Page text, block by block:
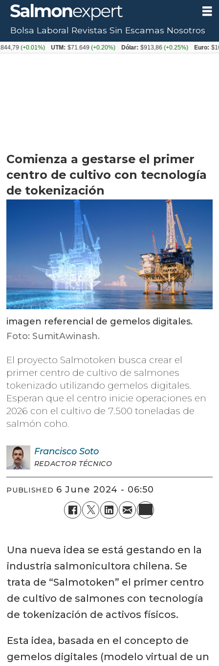
Comienza a gestarse el primer
centro de cultivo con tecnología
de tokenización
imagen referencial de gemelos digitales.
Foto: SumitAwinash.
El proyecto Salmotoken busca crear el
primer centro de cultivo de salmones
tokenizado utilizando gemelos digitales.
Esperan que el centro inicie operaciones en
2026 con el cultivo de 7.500 toneladas de
salmón coho.
Francisco Soto
REDACTOR TÉCNICO
PUBLISHED 6 June 2024 - 06:50
Una nueva idea se está gestando en la
industria salmonicultora chilena. Se
trata de “Salmotoken” el primer centro
de cultivo de salmones con tecnología
de tokenización de activos físicos.
Esta idea, basada en el concepto de
gemelos digitales (modelo virtual de un
Bolsa Laboral Revistas Sin Escamas Nosotros
UTM: $71.649 (+0.20%) Dólar: $913,86 (+0.25%) Euro: $1053,08(-